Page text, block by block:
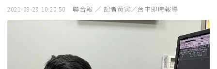
2021-09-29 10:20:50 聯合報 ／ 記者黃寅／台中即時報導